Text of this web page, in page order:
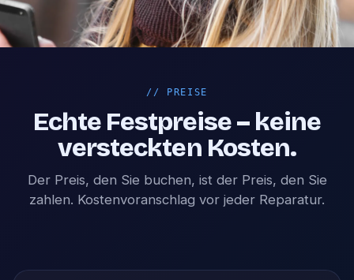
// PREISE
Echte Festpreise – keine
versteckten Kosten.
Der Preis, den Sie buchen, ist der Preis, den Sie
zahlen. Kostenvoranschlag vor jeder Reparatur.